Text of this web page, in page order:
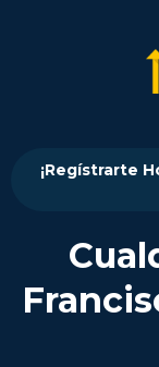
¡Regístrarte